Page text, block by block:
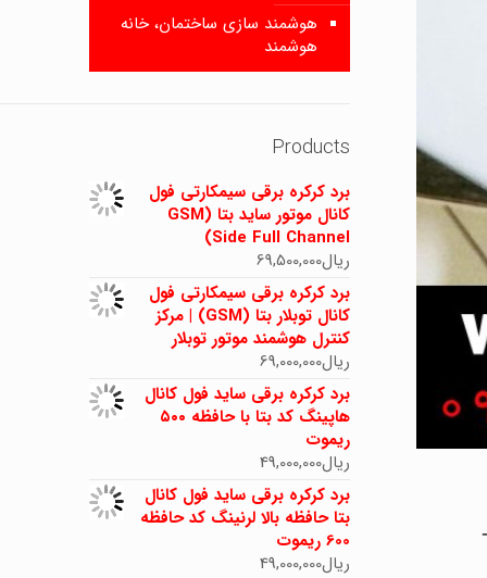
–
هوشمند سازی ساختمان، خانه
هوشمند
Products
برد کرکره برقی سیمکارتی فول
کانال موتور ساید بتا (GSM
Side Full Channel)
ریال69,500,000
برد کرکره برقی سیمکارتی فول
کانال توبلار بتا (GSM) | مرکز
کنترل هوشمند موتور توبلار
ریال69,000,000
برد کرکره برقی ساید فول کانال
هاپینگ کد بتا با حافظه ۵۰۰
ریموت
ریال49,000,000
برد کرکره برقی ساید فول کانال
بتا حافظه بالا لرنینگ کد حافظه
600 ریموت
ریال49,000,000